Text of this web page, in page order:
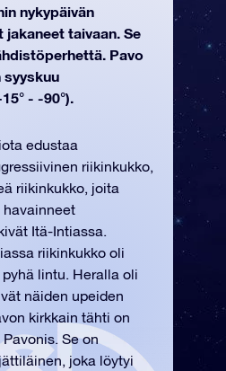
nykypäivän
taivaan. Se
Pavo
syyskuu
- -90°).
edustaa
riikinkukko,
riikinkukko, joita
Itä-Intiassa.
riikinkukko oli
lintu. Heralla oli
näiden upeiden
kirkkain tähti on
Se on
joka löytyi